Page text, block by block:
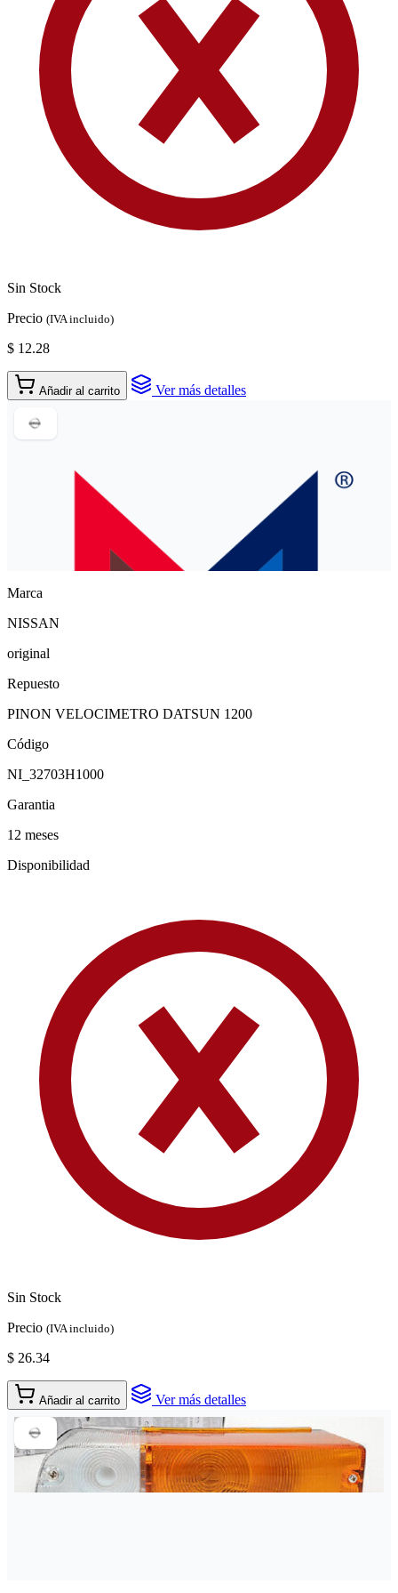
Sin Stock
Precio (IVA incluido)
$ 12.28
Añadir al carrito Ver más detalles
Marca
NISSAN
original
Repuesto
PINON VELOCIMETRO DATSUN 1200
Código
NI_32703H1000
Garantia
12 meses
Disponibilidad
Sin Stock
Precio (IVA incluido)
$ 26.34
Añadir al carrito Ver más detalles